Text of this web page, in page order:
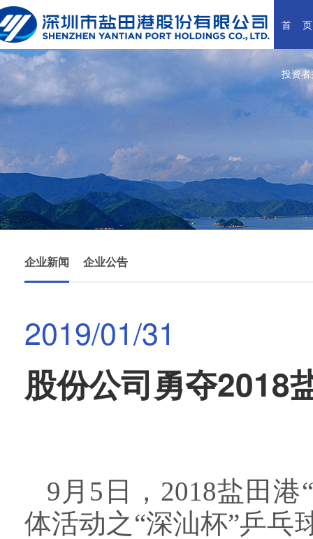
首    页
投资
企业新闻 企业公告
2019/01/31
股份公司勇夺2018
9 月 5 日， 2018盐田港
体活动之“深汕杯”乒乓